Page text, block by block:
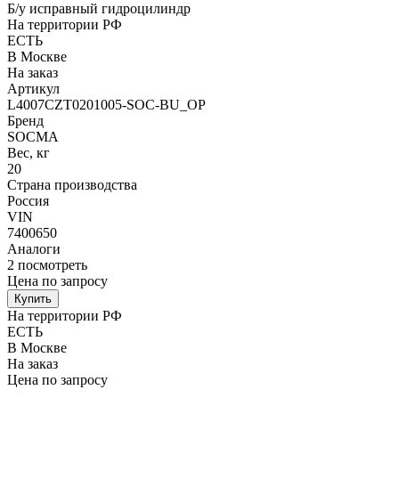
Б/у исправный гидроцилиндр
На территории РФ
ЕСТЬ
В Москве
На заказ
Артикул
L4007CZT0201005-SOC-BU_OP
Бренд
SOCMA
Вес, кг
20
Страна производства
Россия
VIN
7400650
Аналоги
2 посмотреть
Цена по запросу
Купить
На территории РФ
ЕСТЬ
В Москве
На заказ
Цена по запросу